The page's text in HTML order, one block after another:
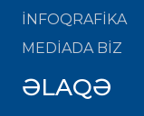
İNFOQRAFİKA
MEDİADA BİZ
ƏLAQƏ